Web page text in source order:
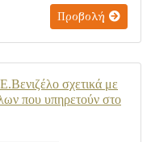
Προβολή
σχετικά με
που υπηρετούν στο